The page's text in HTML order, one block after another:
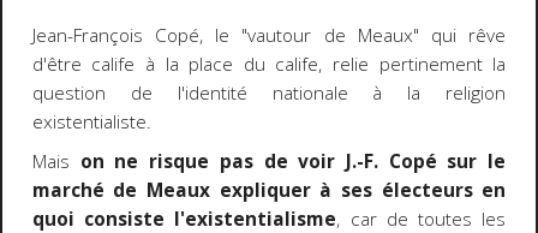
Jean-François Copé, le "vautour de Meaux" qui rêve
d'être calife à la place du calife, relie pertinement la
question de l'identité nationale à la religion
existentialiste.
Mais on ne risque pas de voir J.-F. Copé sur le
marché de Meaux expliquer à ses électeurs en
quoi consiste l'existentialisme, car de toutes les